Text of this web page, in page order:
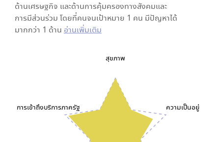
ด้านเศรษฐกิจ และด้านการคุ้มครองทางสังคมและ
การมีส่วนร่วม โดยที่คนจนเป้าหมาย 1 คน มีปัญหาได้
มากกว่า 1 ด้าน อ่านเพิ่มเติม
สุขภาพ
ความเป็นอยู่
การเข้าถึงบริการภาครัฐ